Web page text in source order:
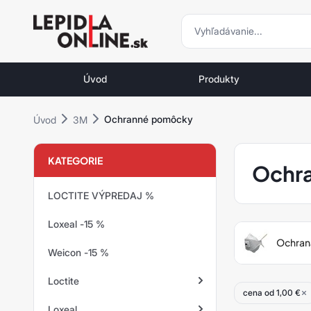
Priemyselné
lepidlá
Loctite
vyhľadávanie
vyhľadávanie
Úvod Produkty
Úvod 3M Ochranné pomôcky
KATEGORIE
LOCTITE VÝPREDAJ %
Loxeal -15 %
Weicon -15 %
Loctite
cena od 1,00 €